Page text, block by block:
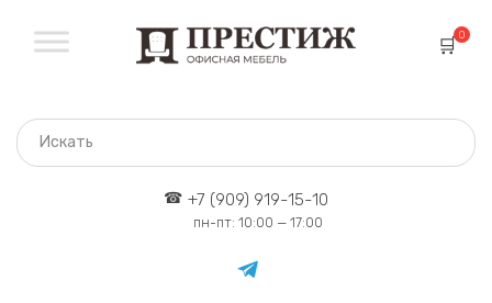
содержанию
0
+7 (909) 919-15-10
пн-пт: 10:00 — 17:00